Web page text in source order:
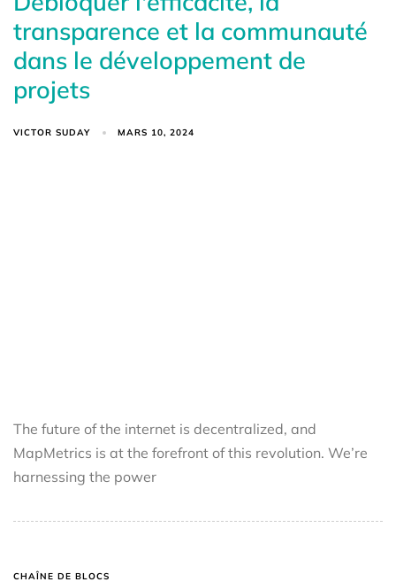
transparence et la communauté
dans le développement de
projets
VICTOR SUDAY MARS 10, 2024
The future of the internet is decentralized, and
MapMetrics is at the forefront of this revolution. We’re
harnessing the power
CHAÎNE DE BLOCS